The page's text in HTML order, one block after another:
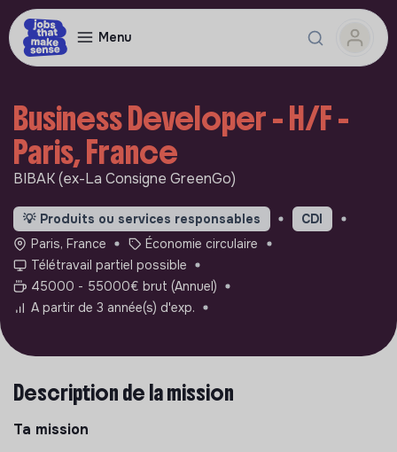
Menu
Business Developer - H/F -
Paris, France
BIBAK (ex-La Consigne GreenGo)
💡 Produits ou services responsables
CDI
Paris, France
Économie circulaire
Télétravail partiel possible
45000 - 55000€ brut (Annuel)
A partir de 3 année(s) d'exp.
Description de la mission
Ta mission